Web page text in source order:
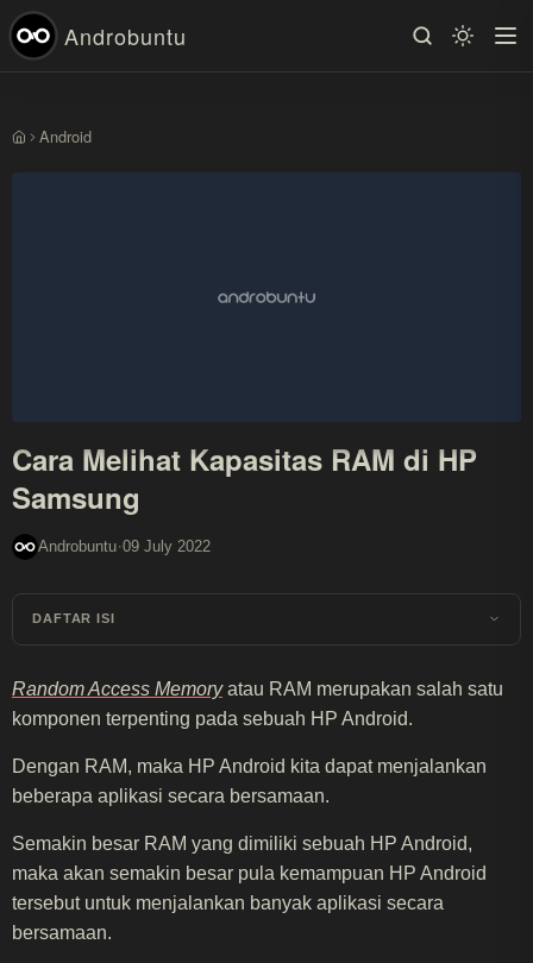
Androbuntu
BerandaAndroid
Cara Melihat Kapasitas RAM di HP
Samsung
Androbuntu·09 July 2022
DAFTAR ISI
Random Access Memoryatau RAM merupakan salah satu
komponen terpenting pada sebuah HP Android.
Dengan RAM, maka HP Android kita dapat menjalankan
beberapa aplikasi secara bersamaan.
Semakin besar RAM yang dimiliki sebuah HP Android,
maka akan semakin besar pula kemampuan HP Android
tersebut untuk menjalankan banyak aplikasi secara
bersamaan.